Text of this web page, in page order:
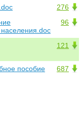
276
96
121
687
пособие